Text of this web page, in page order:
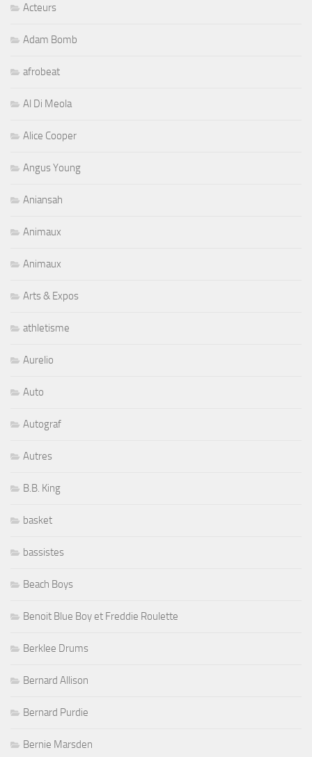
Acteurs
Adam Bomb
afrobeat
Al Di Meola
Alice Cooper
Angus Young
Aniansah
Animaux
Animaux
Arts & Expos
athletisme
Aurelio
Auto
Autograf
Autres
B.B. King
basket
bassistes
Beach Boys
Benoit Blue Boy et Freddie Roulette
Berklee Drums
Bernard Allison
Bernard Purdie
Bernie Marsden